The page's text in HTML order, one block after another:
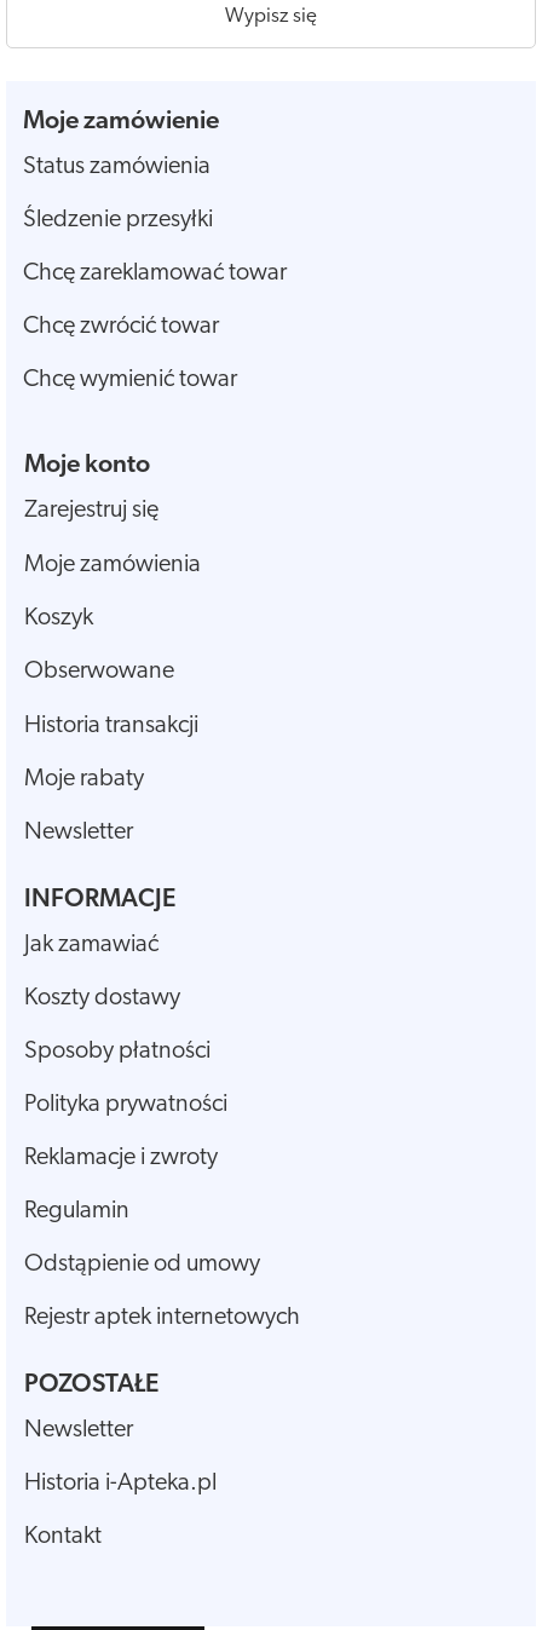
Wypisz się
Moje zamówienie
Status zamówienia
Śledzenie przesyłki
Chcę zareklamować towar
Chcę zwrócić towar
Chcę wymienić towar
Moje konto
Zarejestruj się
Moje zamówienia
Koszyk
Obserwowane
Historia transakcji
Moje rabaty
Newsletter
INFORMACJE
Jak zamawiać
Koszty dostawy
Sposoby płatności
Polityka prywatności
Reklamacje i zwroty
Regulamin
Odstąpienie od umowy
Rejestr aptek internetowych
POZOSTAŁE
Newsletter
Historia i-Apteka.pl
Kontakt